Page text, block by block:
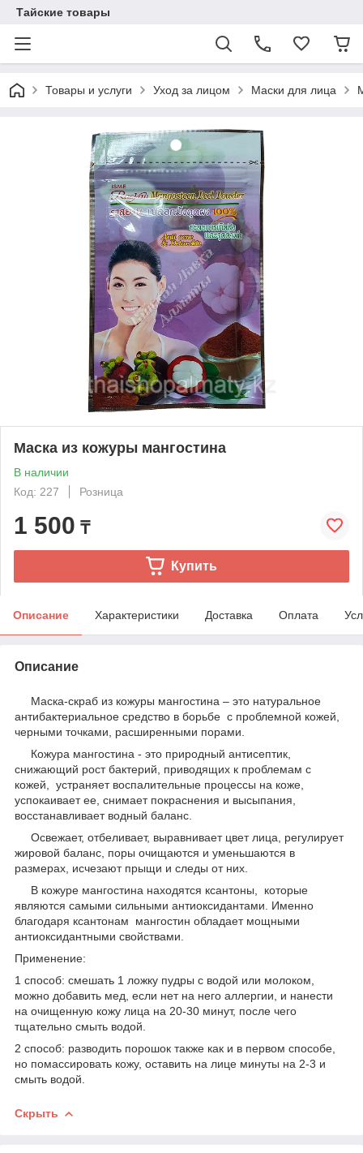
Тайские товары
Товары и услуги Уход за лицом Маски для лица
Маска из кожуры мангостина
В наличии
Код: 227
Розница
1 500 ₸
Купить
Описание Характеристики Доставка Оплата
Описание
Маска-скраб из кожуры мангостина – это натуральное
антибактериальное средство в борьбе с проблемной кожей,
черными точками, расширенными порами.
Кожура мангостина - это природный антисептик,
снижающий рост бактерий, приводящих к проблемам с
кожей, устраняет воспалительные процессы на коже,
успокаивает ее, снимает покраснения и высыпания,
восстанавливает водный баланс.
Освежает, отбеливает, выравнивает цвет лица, регулирует
жировой баланс, поры очищаются и уменьшаются в
размерах, исчезают прыщи и следы от них.
В кожуре мангостина находятся ксантоны, которые
являются самыми сильными антиоксидантами. Именно
благодаря ксантонам мангостин обладает мощными
антиоксидантными свойствами.
Применение:
1 способ: смешать 1 ложку пудры с водой или молоком,
можно добавить мед, если нет на него аллергии, и нанести
на очищенную кожу лица на 20-30 минут, после чего
тщательно смыть водой.
2 способ: разводить порошок также как и в первом способе,
но помассировать кожу, оставить на лице минуты на 2-3 и
смыть водой.
Скрыть